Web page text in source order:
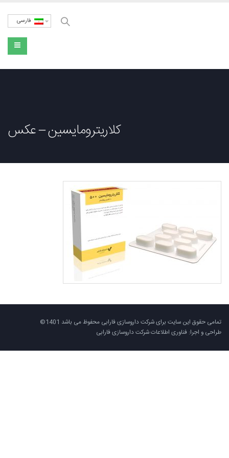
فارسی
کلاریترومایسین – عکس
تمامی حقوق این سایت برای شرکت داروسازی فارابی محفوظ می باشد 1401©
طراحی و اجرا: فناوری اطلاعات شرکت داروسازی فارابی